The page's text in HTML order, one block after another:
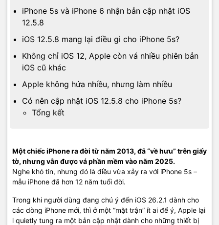
iPhone 5s và iPhone 6 nhận bản cập nhật iOS
12.5.8
iOS 12.5.8 mang lại điều gì cho iPhone 5s?
Không chỉ iOS 12, Apple còn vá nhiều phiên bản
iOS cũ khác
Apple không hứa nhiều, nhưng làm nhiều
Có nên cập nhật iOS 12.5.8 cho iPhone 5s?
Tổng kết
Một chiếc iPhone ra đời từ năm 2013, đã “về hưu” trên giấy
tờ, nhưng vẫn được vá phần mềm vào năm 2025.
Nghe khó tin, nhưng đó là điều vừa xảy ra với iPhone 5s –
mẫu iPhone đã hơn 12 năm tuổi đời.
Trong khi người dùng đang chú ý đến iOS 26.2.1 dành cho
các dòng iPhone mới, thì ở một “mặt trận” ít ai để ý, Apple lại
l quietly tung ra một bản cập nhật dành cho những thiết bị